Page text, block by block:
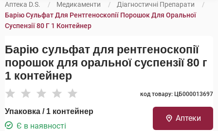
Аптека D.S. Медикаменти
Діагностичні Препарати
Барію Сульфат Для Рентгеноскопії Порошок Для Оральної
Суспензії 80 Г 1 Контейнер
Барію сульфат для рентгеноскопії
порошок для оральної суспензії 80 г
1 контейнер
код товару: ЦБ000013697
Упаковка / 1 контейнер
Є в наявності
Аптеки